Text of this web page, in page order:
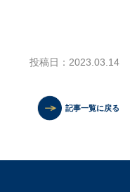
投稿日：2023.03.14
記事一覧に戻る